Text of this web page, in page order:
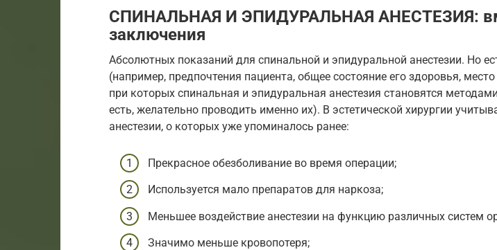
СПИНАЛЬНАЯ И ЭПИДУРАЛЬНАЯ АНЕСТЕЗИЯ:
заключения
Абсолютных показаний для спинальной и эпидуральной анестезии. Но
(например, предпочтения пациента, общее состояние его здоровья,
при которых спинальная и эпидуральная анестезия становятся
есть, желательно проводить именно их). В эстетической хирургии
анестезии, о которых уже упоминалось ранее:
Прекрасное обезболивание во время операции;
Используется мало препаратов для наркоза;
Меньшее воздействие анестезии на функцию различных систем
Значимо меньше кровопотеря;